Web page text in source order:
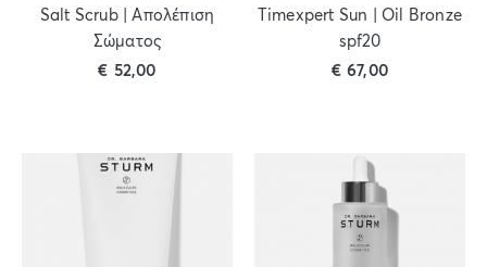
Salt Scrub | Απολέπιση
Σώματος
€ 52,00
Timexpert Sun | Oil Bronze
spf20
€ 67,00